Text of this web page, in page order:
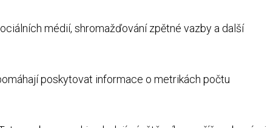
médií, shromažďování zpětné vazby a další
poskytovat informace o metrikách počtu